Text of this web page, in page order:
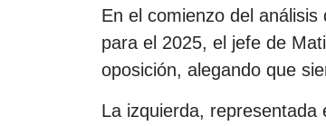
En el comienzo del
para el 2025, el jefe de
oposición, alegando que
La izquierda,